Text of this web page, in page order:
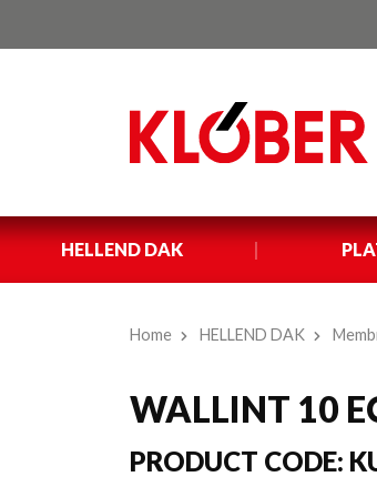
HELLEND DAK
Home HELLEND DAK
WALLINT 10
PRODUCT CODE: